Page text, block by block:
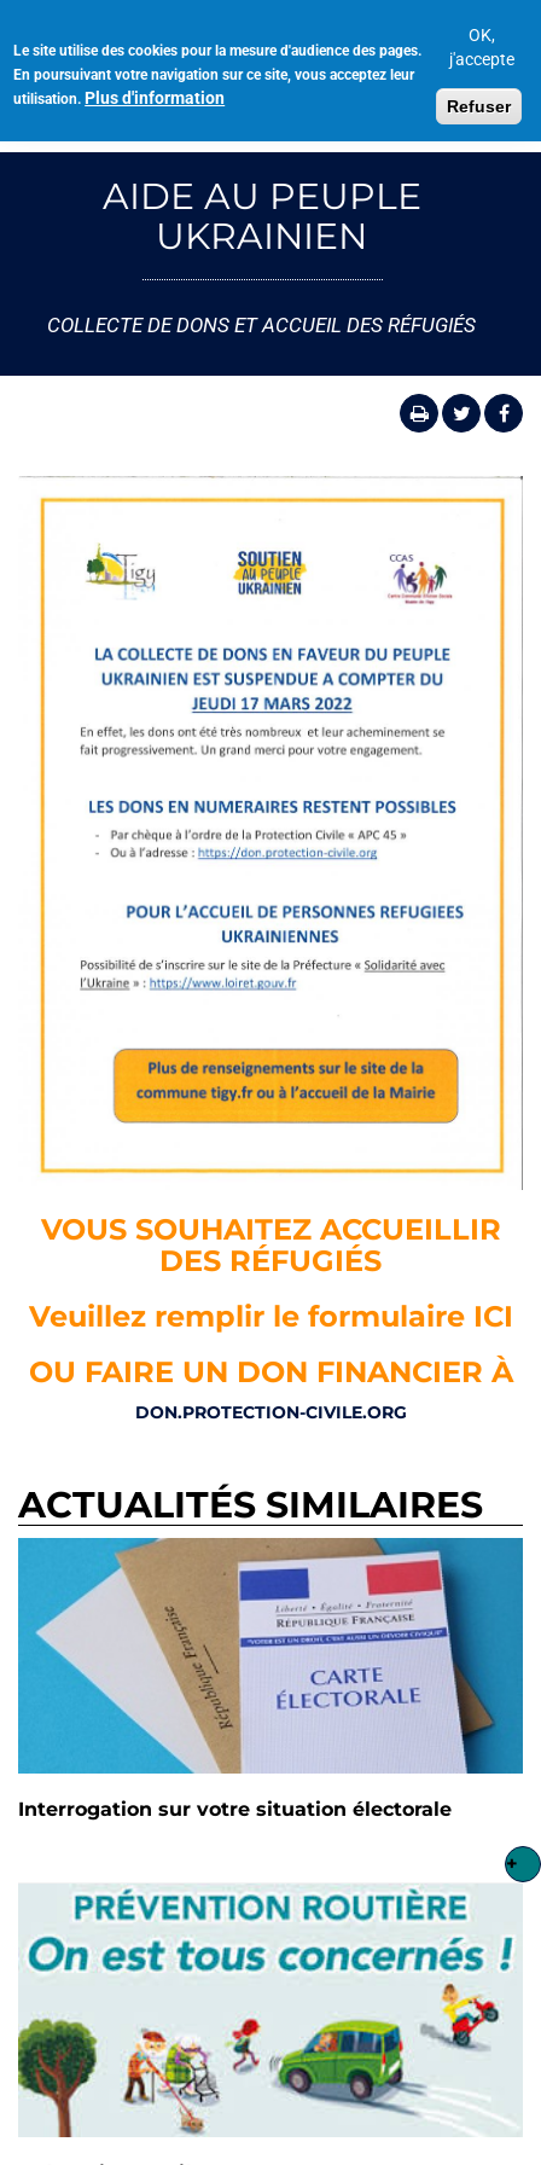
Le site utilise des cookies pour la mesure d'audience des pages.
En poursuivant votre navigation sur ce site, vous acceptez leur
utilisation. Plus d'information
OK,
j'accepte
Refuser
contenu
principal
AIDE AU PEUPLE
UKRAINIEN
COLLECTE DE DONS ET ACCUEIL DES RÉFUGIÉS
VOUS SOUHAITEZ ACCUEILLIR
DES RÉFUGIÉS
Veuillez remplir le formulaire ICI
OU FAIRE UN DON FINANCIER À
DON.PROTECTION-CIVILE.ORG
ACTUALITÉS SIMILAIRES
Interrogation sur votre situation électorale
+